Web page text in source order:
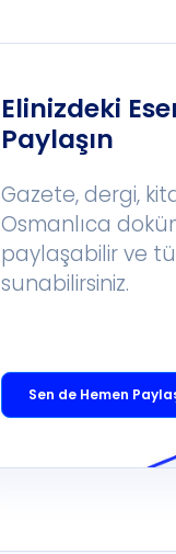
Elinizdeki
Paylaşın
Gazete, dergi,
Osmanlıca
paylaşabilir ve
sunabilirsiniz.
Sen de Hemen